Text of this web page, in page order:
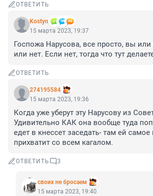
ОТВЕТИТЬ
Kostyn
15 марта 2023, 19:37
Госпожа Нарусова, все просто, вы
или нет. Если нет, тогда что тут
ОТВЕТИТЬ
274195584
15 марта 2023, 19:36
Когда уже уберут эту Нарусову из
Удивительно КАК она вообще туда
едет в кнессет заседать- там ей
прихватит со всем кагалом.
ОТВЕТИТЬ 3
своих не бросаем
15 марта 2023, 19:40